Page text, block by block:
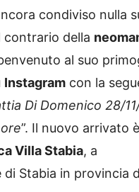
condiviso nulla
contrario della
al suo
Instagram con la
Di Domenico 28/
”. Il nuovo arrivato
Villa Stabia, a
di Stabia in provincia